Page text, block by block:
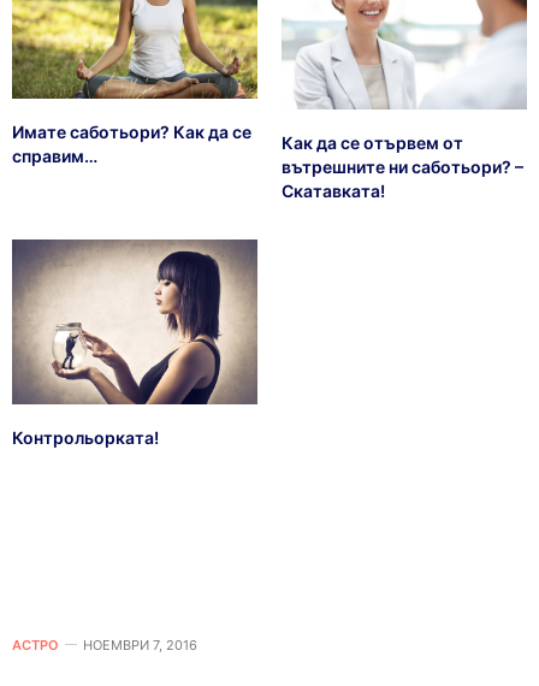
Имате саботьори? Как да се
справим…
Как да се отървем от
вътрешните ни саботьори? –
Скатавката!
Контрольорката!
АСТРО НОЕМВРИ 7, 2016